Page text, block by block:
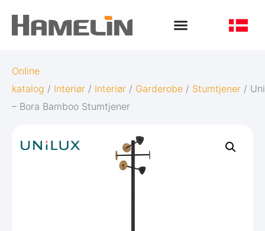
Online
katalog / Interiør / Interiør / Garderobe / Stumtjener /
– Bora Bamboo Stumtjener